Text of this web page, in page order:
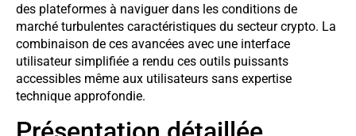
des plateformes à naviguer dans les conditions de
marché turbulentes caractéristiques du secteur crypto. La
combinaison de ces avancées avec une interface
utilisateur simplifiée a rendu ces outils puissants
accessibles même aux utilisateurs sans expertise
technique approfondie.